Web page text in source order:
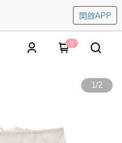
開啟APP
0
1/2